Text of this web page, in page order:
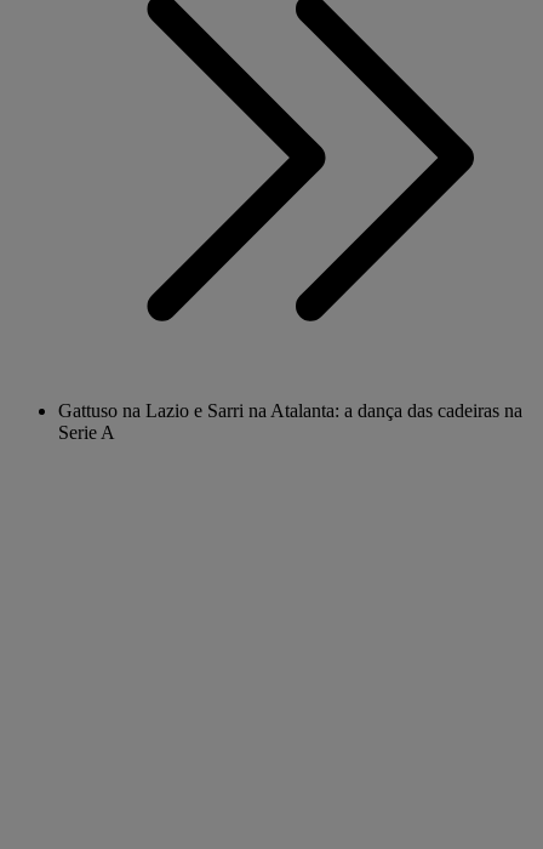
Gattuso na Lazio e Sarri na Atalanta: a dança das cadeiras na
Serie A